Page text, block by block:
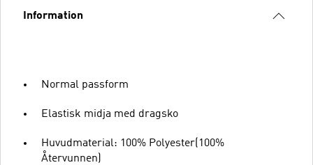
Information
Normal passform
Elastisk midja med dragsko
Huvudmaterial: 100% Polyester(100%
Återvunnen)